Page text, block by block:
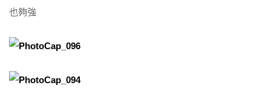
也夠強